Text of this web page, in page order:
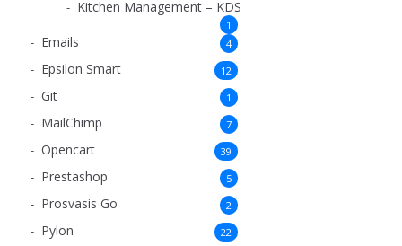
Kitchen Management – KDS
1
Emails 4
Epsilon Smart 12
Git 1
MailChimp 7
Opencart 39
Prestashop 5
Prosvasis Go 2
Pylon 22